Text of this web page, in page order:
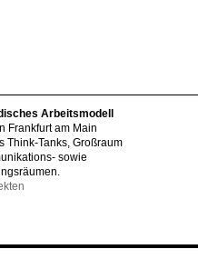
Arbeitsmodell
Frankfurt am Main
Think-Tanks, Großraum
sowie